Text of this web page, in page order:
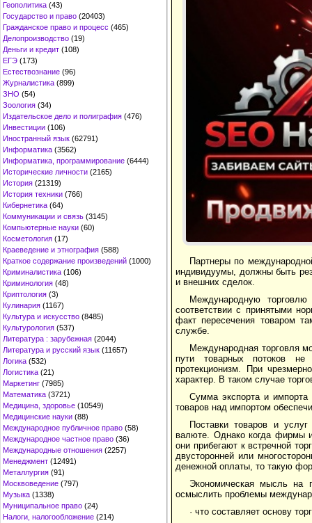
Геополитика (43)
Государство и право (20403)
Гражданское право и процесс (465)
Делопроизводство (19)
Деньги и кредит (108)
ЕГЭ (173)
Естествознание (96)
Журналистика (899)
ЗНО (54)
Зоология (34)
Издательское дело и полиграфия (476)
Инвестиции (106)
Иностранный язык (62791)
Информатика (3562)
Информатика, программирование (6444)
Исторические личности (2165)
История (21319)
История техники (766)
Кибернетика (64)
Коммуникации и связь (3145)
Компьютерные науки (60)
Косметология (17)
Краеведение и этнография (588)
Краткое содержание произведений (1000)
Криминалистика (106)
Криминология (48)
Криптология (3)
Кулинария (1167)
Культура и искусство (8485)
Культурология (537)
Литература : зарубежная (2044)
Литература и русский язык (11657)
Логика (532)
Логистика (21)
Маркетинг (7985)
Математика (3721)
Медицина, здоровье (10549)
Медицинские науки (88)
Международное публичное право (58)
Международное частное право (36)
Международные отношения (2257)
Менеджмент (12491)
Металлургия (91)
Москвоведение (797)
Музыка (1338)
Муниципальное право (24)
Налоги, налогообложение (214)
Партнеры по
индивидуумы, должны быть
и внешних сделок.
Международную
соответствии с принятыми
факт пересечения товаром
службе.
Международная торговля
пути товарных потоков не
протекционизм. При
характер. В таком случае
Сумма экспорта и импорта
товаров над импортом
Поставки товаров и
валюте. Однако когда фирмы
они прибегают к встречной
двусторонней или
денежной оплаты, то такую
Экономическая мысль на
осмыслить проблемы
· что составляет основу